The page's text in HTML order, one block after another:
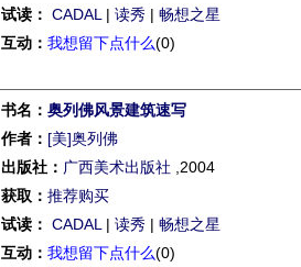
试读： CADAL | 读秀 | 畅想之星
互动： 我想留下点什么(0)
书名： 奥列佛风景建筑速写
作者： [美]奥列佛
出版社： 广西美术出版社
,2004
获取： 推荐购买
试读： CADAL | 读秀 | 畅想之星
互动： 我想留下点什么(0)